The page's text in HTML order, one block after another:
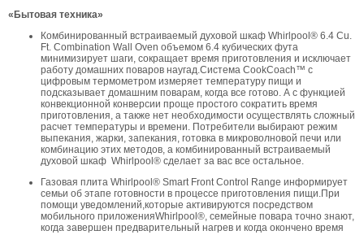
«Бытовая техника»
Комбинированный встраиваемый духовой шкаф Whirlpool® 6.4 Cu.
Ft. Combination Wall Oven объемом 6.4 кубических фута
минимизирует шаги, сокращает время приготовления и исключает
работу домашних поваров наугад.Система CookCoach™ с
цифровым термометром измеряет температуру пищи и
подсказывает домашним поварам, когда все готово. А с функцией
конвекционной конверсии проще простого сократить время
приготовления, а также нет необходимости осуществлять сложный
расчет температуры и времени. Потребители выбирают режим
выпекания, жарки, запекания, готовка в микроволновой печи или
комбинацию этих методов, а комбинированный встраиваемый
духовой шкаф Whirlpool® сделает за вас все остальное.
Газовая плита Whirlpool® Smart Front Control Range информирует
семьи об этапе готовности в процессе приготовления пищи.При
помощи уведомлений,которые активируются посредством
мобильного приложенияWhirlpool®, семейные повара точно знают,
когда завершен предварительный нагрев и когда окончено время